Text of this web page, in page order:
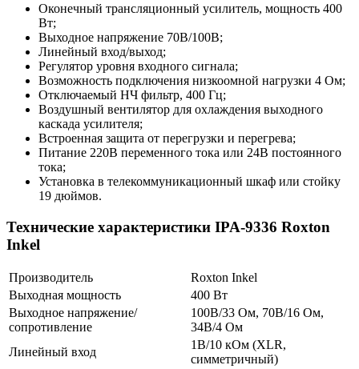
Оконечный трансляционный усилитель, мощность 400
Вт;
Выходное напряжение 70В/100В;
Линейный вход/выход;
Регулятор уровня входного сигнала;
Возможность подключения низкоомной нагрузки 4 Ом;
Отключаемый НЧ фильтр, 400 Гц;
Воздушный вентилятор для охлаждения выходного
каскада усилителя;
Встроенная защита от перегрузки и перегрева;
Питание 220В переменного тока или 24В постоянного
тока;
Установка в телекоммуникационный шкаф или стойку
19 дюймов.
Технические характеристики IPA-9336 Roxton
Inkel
Производитель
Roxton Inkel
Выходная мощность
400 Вт
Выходное напряжение/
сопротивление
100В/33 Ом, 70В/16 Ом,
34В/4 Ом
Линейный вход
1В/10 кОм (XLR,
симметричный)